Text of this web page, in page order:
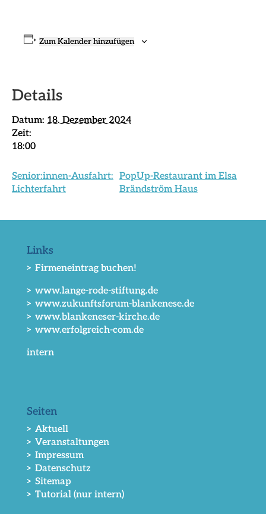
Zum Kalender hinzufügen
Details
Datum: 18. Dezember 2024
Zeit:
18:00
Senior:innen-Ausfahrt:
Lichterfahrt
PopUp-Restaurant im Elsa
Brändström Haus
Links
> Firmeneintrag buchen!
> www.lange-rode-stiftung.de
> www.zukunftsforum-blankenese.de
> www.blankeneser-kirche.de
> www.erfolgreich-com.de
intern
Seiten
> Aktuell
> Veranstaltungen
> Impressum
> Datenschutz
> Sitemap
> Tutorial (nur intern)